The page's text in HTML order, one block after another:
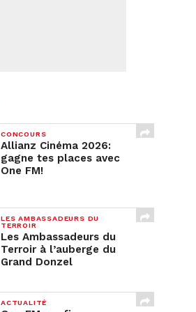
CONCOURS
Allianz Cinéma 2026:
gagne tes places avec
One FM!
LES AMBASSADEURS DU
TERROIR
Les Ambassadeurs du
Terroir à l’auberge du
Grand Donzel
ACTUALITÉ